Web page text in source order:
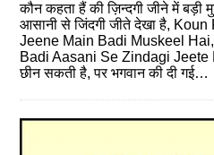
कौन कहता हैं की ज़िन्दगी जीने में बड़ी
आसानी से जिंदगी जीते देखा है,
Jeene Main Badi Muskeel
Badi Aasani Se Zindagi Jeete
छीन सकती है, पर भगवान की दी गई…